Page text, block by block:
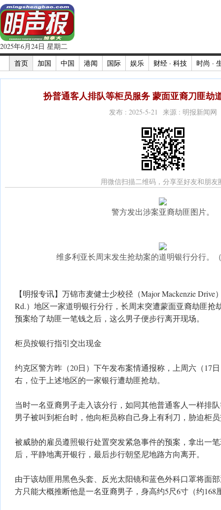
2025年6月24日 星期二
首页
加国 中国 港闻 国际 娱乐 财经 · 科技 时尚 ·
扮普通客人排队等柜员服务 蒙面亚裔刀匪劫
发布 : 2025-5-21 来源 : 明报新闻网
用微信扫描二维码，分享至好友和朋友
警方发出涉案亚裔劫匪图片。
维多利亚长周末发生抢劫案的道明银行分行。
【明报专讯】万锦市麦健士少校径（Major Mackenzie Drive
Rd.）地区一家道明银行分行，长周末突遭蒙面亚裔劫匪抢
预案给了劫匪一笔钱之后，这么男子便步行离开现场。
柜员按银行指引交出现金
约克区警方昨（20日）下午发布案情通报称，上周六（17
右，位于上述地区的一家银行遭劫匪抢劫。
当时一名亚裔男子走入该分行，如同其他普通客人一样排
男子被叫到柜台时，他向柜员称自己身上有利刀，胁迫柜
被威胁的雇员遵照银行处置突发紧急事件的预案，拿出一
后，平静地离开银行，最后步行朝坚尼地路方向离开。
由于该劫匪用黑色头套、反光太阳镜和蓝色外科口罩将面
方只能大概推断他是一名亚裔男子，身高约5尺6寸（约168